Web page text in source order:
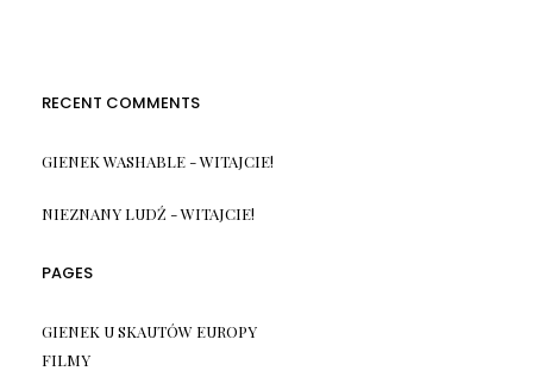
RECENT COMMENTS
GIENEK WASHABLE-WITAJCIE!
NIEZNANY LUDŹ -WITAJCIE!
PAGES
GIENEK U SKAUTÓW EUROPY
FILMY